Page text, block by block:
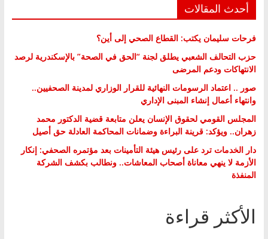
أحدث المقالات
فرحات سليمان يكتب: القطاع الصحي إلى أين؟
حزب التحالف الشعبي يطلق لجنة “الحق في الصحة” بالإسكندرية لرصد
الانتهاكات ودعم المرضى
صور .. اعتماد الرسومات النهائية للقرار الوزاري لمدينة الصحفيين..
وانتهاء أعمال إنشاء المبنى الإداري
المجلس القومي لحقوق الإنسان يعلن متابعة قضية الدكتور محمد
زهران.. ويؤكد: قرينة البراءة وضمانات المحاكمة العادلة حق أصيل
دار الخدمات ترد على رئيس هيئة التأمينات بعد مؤتمره الصحفي: إنكار
الأزمة لا ينهي معاناة أصحاب المعاشات.. ونطالب بكشف الشركة
المنفذة
الأكثر قراءة